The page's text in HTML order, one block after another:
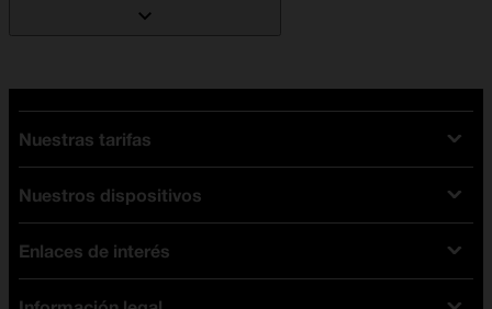
Nuestras tarifas
Tarifas Orange
Tarifas fibra y móvil
Tarifas móviles
Tarifas internet y fibra
Nuestros dispositivos
Ofertas en móviles
iPhone
Enlaces de interés